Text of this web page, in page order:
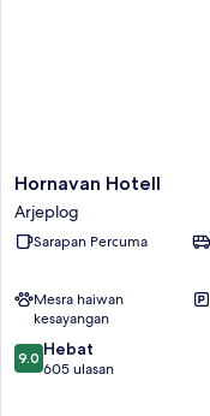
Hornavan
Hotell
Arjeplog
Hornavan Hotell
Arjeplog
Sarapan Percuma
Mesra haiwan
kesayangan
9.0
daripada
9.0 Hebat
605 ulasan